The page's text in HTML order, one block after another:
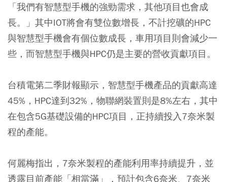
「我們有智慧型手機的強勁需求，其他項目也會成
長。」其中IOT將會有雙位數增長，不計挖礦的HPC
與智慧型手機會有個位數成長，車用項目則會減少一
些，而智慧型手機與HPC仍是主要的營收貢獻項目。
台積電第二季財報顯示，智慧型手機產品的貢獻高達
45%，HPC達到32%，物聯網裝置則是8%左右，其中
在包含5G基礎設備的HPC項目，正持續投入7奈米製
程的產能。
何麗梅指出，7奈米製程的產能利用率持續提升，並
透露目前產能「相當滿」，預計包含6奈米、7奈米